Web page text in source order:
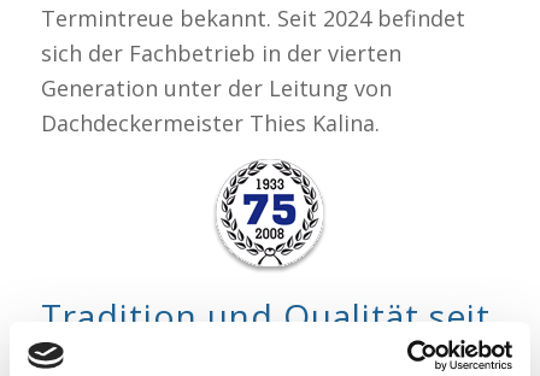
Termintreue bekannt. Seit 2024 befindet
sich der Fachbetrieb in der vierten
Generation unter der Leitung von
Dachdeckermeister Thies Kalina.
Tradition und Qualität seit
über 75 Jahren